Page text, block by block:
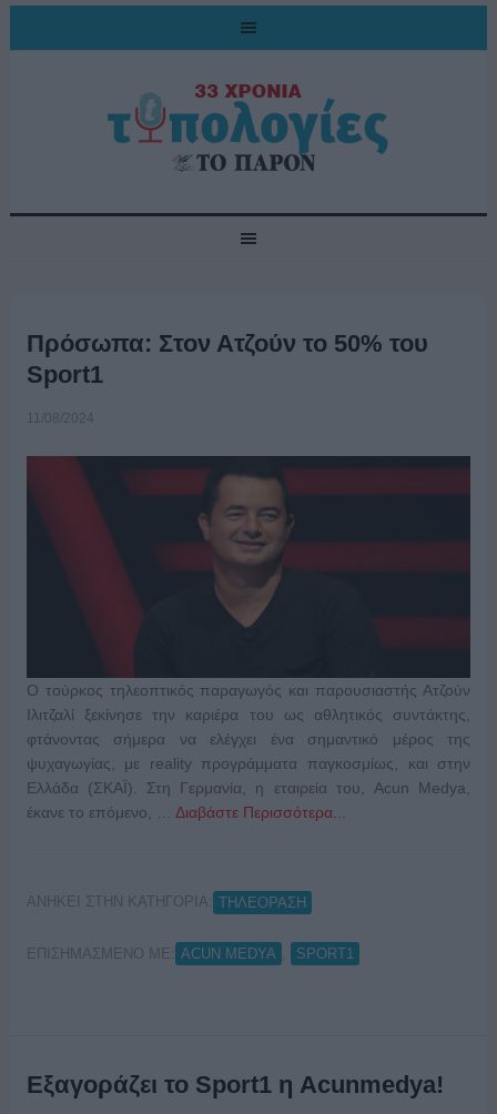
Πρόσωπα: Στον Ατζούν το 50% του
Sport1
11/08/2024
Ο τούρκος τηλεοπτικός παραγωγός και παρουσιαστής Ατζούν
Ιλιτζαλί ξεκίνησε την καριέρα του ως αθλητικός συντάκτης,
φτάνοντας σήμερα να ελέγχει ένα σημαντικό μέρος της
ψυχαγωγίας, με reality προγράμματα παγκοσμίως, και στην
Ελλάδα (ΣΚΑΪ). Στη Γερμανία, η εταιρεία του, Acun Medya,
έκανε το επόμενο, … Διαβάστε Περισσότερα...
ΑΝΗΚΕΙ ΣΤΗΝ ΚΑΤΗΓΟΡΙΑ: ΤΗΛΕΟΡΑΣΗ
ΕΠΙΣΗΜΑΣΜΕΝΟ ΜΕ: ACUN MEDYA SPORT1
Εξαγοράζει το Sport1 η Acunmedya!